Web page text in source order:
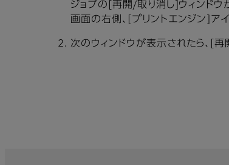
ジョブの[再開/取り消し]ウィンドウ
画面の右側、[プリントエンジン]ア
次のウィンドウが表示されたら、[再